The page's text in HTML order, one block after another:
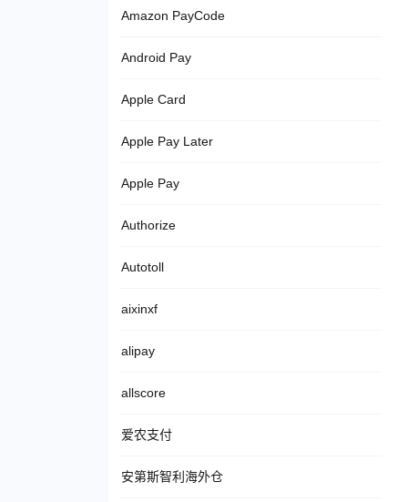
Amazon PayCode
Android Pay
Apple Card
Apple Pay Later
Apple Pay
Authorize
Autotoll
aixinxf
alipay
allscore
爱农支付
安第斯智利海外仓